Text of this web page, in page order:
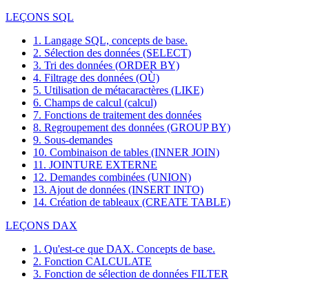
LEÇONS SQL
1. Langage SQL, concepts de base.
2. Sélection des données (SELECT)
3. Tri des données (ORDER BY)
4. Filtrage des données (OÙ)
5. Utilisation de métacaractères (LIKE)
6. Champs de calcul (calcul)
7. Fonctions de traitement des données
8. Regroupement des données (GROUP BY)
9. Sous-demandes
10. Combinaison de tables (INNER JOIN)
11. JOINTURE EXTERNE
12. Demandes combinées (UNION)
13. Ajout de données (INSERT INTO)
14. Création de tableaux (CREATE TABLE)
LEÇONS DAX
1. Qu'est-ce que DAX. Concepts de base.
2. Fonction CALCULATE
3. Fonction de sélection de données FILTER